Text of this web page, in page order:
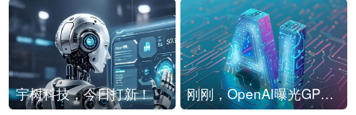
宇树科技，今日打新！ 刚刚，OpenAI曝光GPT-6！传10万亿参数，8月强行发布